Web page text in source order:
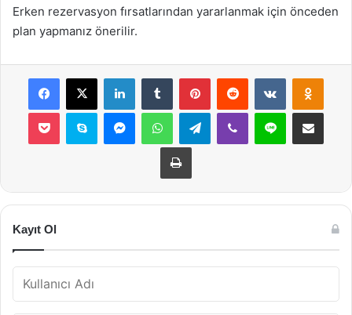
Erken rezervasyon fırsatlarından yararlanmak için önceden
plan yapmanız önerilir.
Facebook
X LinkedInTumblr PinterestReddit VKontakte
Pocket Skype MessengerWhatsAppTelegramViber Line E-Posta ile
Yazdır
Kayıt Ol